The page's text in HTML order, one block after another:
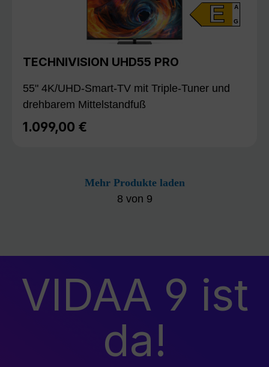
E A
G
TECHNIVISION UHD55 PRO
55" 4K/UHD-Smart-TV mit Triple-Tuner und
drehbarem Mittelstandfuß
Regulärer Preis:
1.099,00 €
Mehr Produkte laden
8 von 9
VIDAA 9 ist
da!